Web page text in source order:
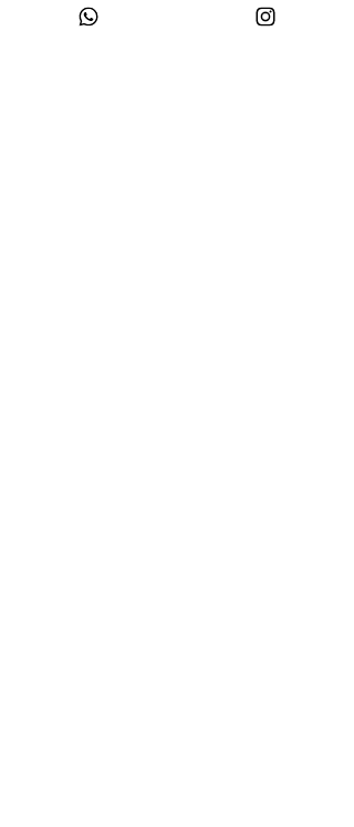
Ver todos os Wonders (858)